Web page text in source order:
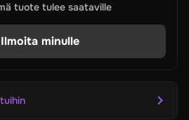
tuote tulee saataville
Ilmoita minulle